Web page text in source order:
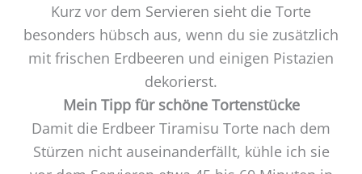
Kurz vor dem Servieren sieht die Torte
besonders hübsch aus, wenn du sie zusätzlich
mit frischen Erdbeeren und einigen Pistazien
dekorierst.
Mein Tipp für schöne Tortenstücke
Damit die Erdbeer Tiramisu Torte nach dem
Stürzen nicht auseinanderfällt, kühle ich sie